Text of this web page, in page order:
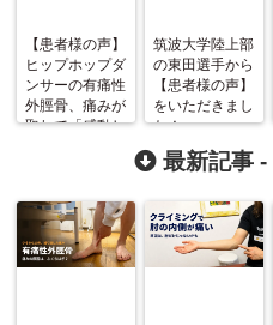
【患者様の声】
ヒップホップダ
ンサーの有痛性
外脛骨、痛みが
取れて「感動し
筑波大学陸上部
の東田選手から
【患者様の声】
をいただきまし
た！
最新記事 -